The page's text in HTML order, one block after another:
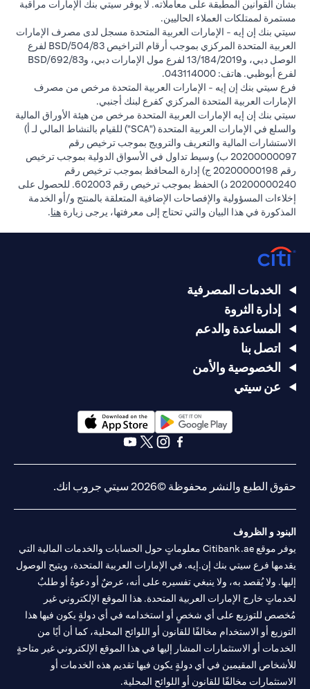
بشأن القوانين المطبقة على معاملاته. لا يوفر سيتي بنك الإمارات مراقبة
مستمرة لممتلكات العملاء الحاليين.
سيتي بنك إن إيه - الإمارات العربية المتحدة مسجل لدى مصرف الإمارات
العربية المتحدة المركزي بموجب أرقام التراخيص BSD/504/83 لفرع
الوصل دبي، و13/184/2019 لفرع مول الإمارات دبي، وBSD/692/83
لفرع أبوظبي. هاتف: 043114000.
فرع سيتي بنك إن إيه - الإمارات العربية المتحدة مرخص من مصرف
الإمارات العربية المتحدة المركزي كفرع لبنك أجنبي.
سيتي بنك إن إيه الإمارات العربية المتحدة مرخص من هيئة الأوراق المالية
والسلع في الإمارات العربية المتحدة ("SCA") للقيام بالنشاط المالي لـ أ)
الاستشارات المالية والتعريف والترويج بموجب ترخيص رقم
20200000097 ب) وسيط تداول في الأسواق الدولية بموجب ترخيص
رقم 20200000198 ج) إدارة المحافظ بموجب ترخيص رقم
20200000240 د) الحفظ بموجب ترخيص رقم 602003. للحصول على
إخلاءات المسؤولية والإفصاحات الإضافية المتعلقة بالمنتج و/أو الخدمة
المذكورة في هذا البيان والتي تحتاج إلى معرفتها، يرجى زيارة هنا.
الخدمات المصرفية
إدارة الثروة
المساعدة والدعم
اتصل بنا
الخصوصية والأمن
عن سيتي
(opens in a new tab)
حقوق الطبع والنشر محفوظة ©2026 سيتي جروب انك.
البنود و الظروف
يوفر موقع Citibank.ae معلوماتٍ حول الحسابات والخدمات المالية التي
يقدمها فرع سيتي بنك إن.إيه. في الإمارات العربية المتحدة، ويتيح الوصول
إليها. ولا يُقصد به، ولا ينبغي تفسيره على أنه، عرضٌ أو دعوةٌ أو طلبٌ
لخدماتٍ خارج الإمارات العربية المتحدة. هذا الموقع الإلكتروني غير
مُخصص للتوزيع على أي شخصٍ أو استخدامه في أي دولةٍ يكون فيها هذا
التوزيع أو الاستخدام مخالفًا للقانون أو اللوائح المحلية، كما أن أيًا من
الخدمات أو الاستثمارات المشار إليها في هذا الموقع الإلكتروني غير متاحةٍ
للأشخاص المقيمين في أي دولةٍ يكون فيها تقديم هذه الخدمات أو
الاستثمارات مخالفًا للقانون أو اللوائح المحلية.